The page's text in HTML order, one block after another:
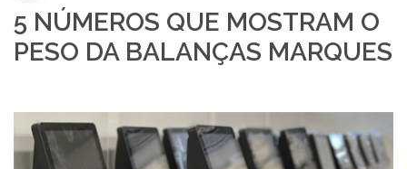
LAB&ID
MARKETS
5 NÚMEROS QUE MOSTRAM O
PESO DA BALANÇAS MARQUES